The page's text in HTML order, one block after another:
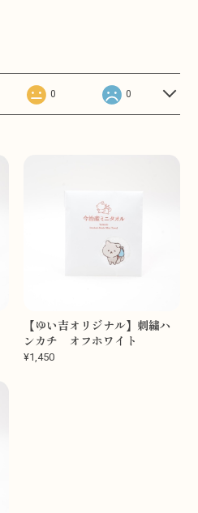
0 0
【ゆい吉オリジナル】刺繍ハ
ンカチ オフホワイト
¥1,450